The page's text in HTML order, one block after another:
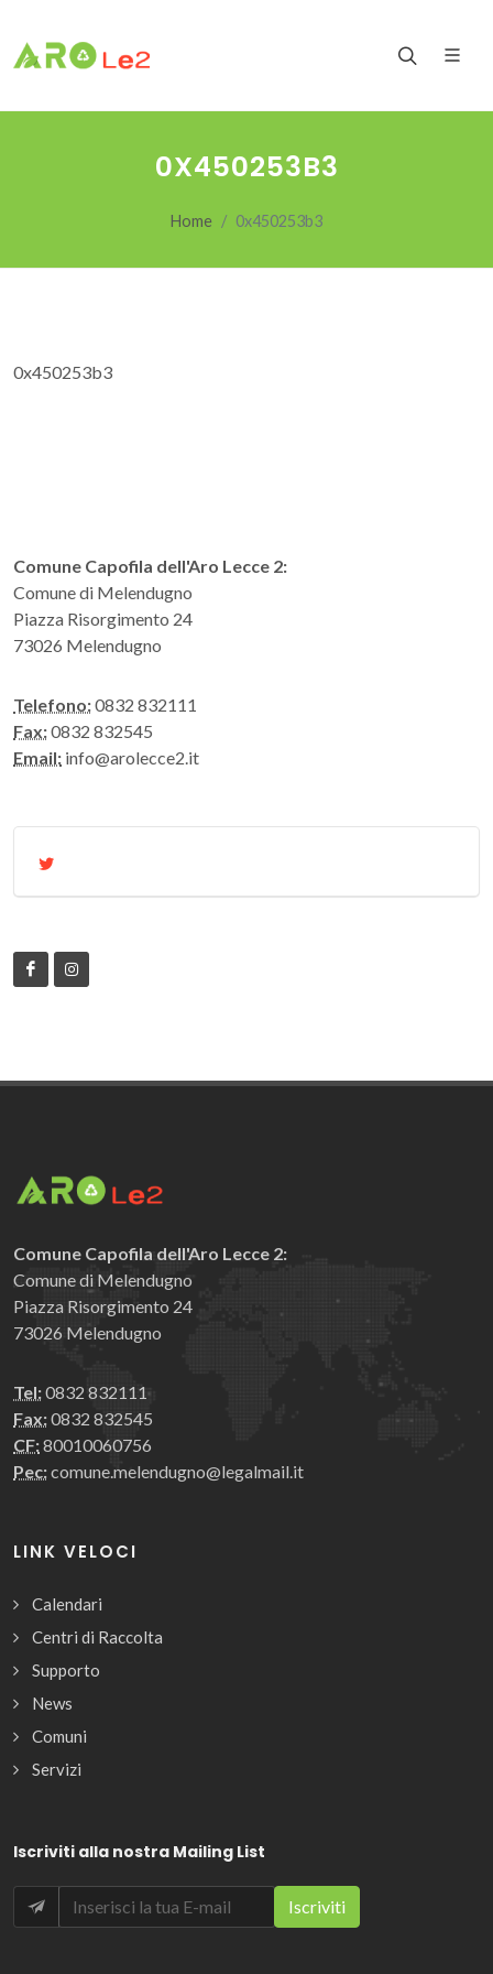
0X450253B3
Home 0x450253b3
0x450253b3
Comune Capofila dell'Aro Lecce 2:
Comune di Melendugno
Piazza Risorgimento 24
73026 Melendugno
Telefono:0832 832111
Fax:0832 832545
Email: info@arolecce2.it
Comune Capofila dell'Aro Lecce 2:
Comune di Melendugno
Piazza Risorgimento 24
73026 Melendugno
Tel:0832 832111
Fax:0832 832545
CF:80010060756
Pec:comune.melendugno@legalmail.it
LINK VELOCI
Calendari
Centri di Raccolta
Supporto
News
Comuni
Servizi
Iscriviti alla nostra Mailing List